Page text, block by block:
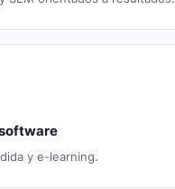
y e-learning.